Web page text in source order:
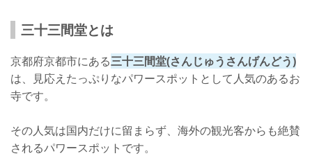
三十三間堂とは
京都府京都市にある三十三間堂(さんじゅうさんげんどう)
は、見応えたっぷりなパワースポットとして人気のあるお
寺です。
その人気は国内だけに留まらず、海外の観光客からも絶賛
されるパワースポットです。